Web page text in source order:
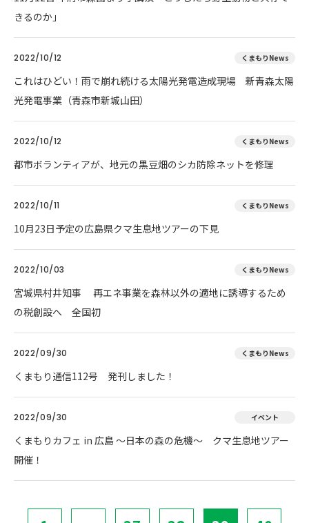
きるのか」
2022/10/12 くまもりNews
これはひどい！雨で崩れ続ける太陽光発電造成現場 新青森太陽
光発電事業（青森市新城山田）
2022/10/12 くまもりNews
都市ボランティアが、地元の黒豆畑のシカ防除ネットを修理
2022/10/11 くまもりNews
10月23日予定の広島県クマ生息地ツアーの下見
2022/10/03 くまもりNews
宮城県村井知事 再エネ事業を森林以外の適地に誘導するため
の税創設へ 全国初
2022/09/30 くまもりNews
くまもり通信112号 発刊しました！
2022/09/30 イベント
くまもりカフェ in 広島 ～日本の森の危機～ クマ生息地ツアー
開催！